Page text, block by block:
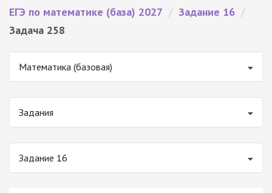
ЕГЭ по математике (база) 2027 / Задание 16 /
Задача 258
Математика (базовая)
Задания
Задание 16